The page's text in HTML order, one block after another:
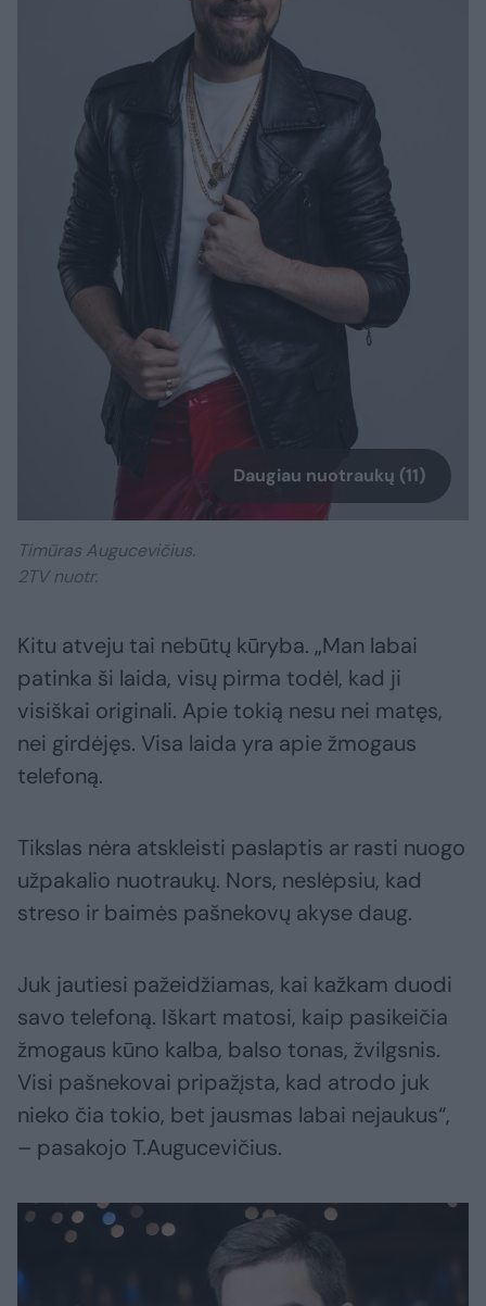
Daugiau nuotraukų (11)
Timūras Augucevičius.
2TV nuotr.
Kitu atveju tai nebūtų kūryba. „Man labai
patinka ši laida, visų pirma todėl, kad ji
visiškai originali. Apie tokią nesu nei matęs,
nei girdėjęs. Visa laida yra apie žmogaus
telefoną.
Tikslas nėra atskleisti paslaptis ar rasti nuogo
užpakalio nuotraukų. Nors, neslėpsiu, kad
streso ir baimės pašnekovų akyse daug.
Juk jautiesi pažeidžiamas, kai kažkam duodi
savo telefoną. Iškart matosi, kaip pasikeičia
žmogaus kūno kalba, balso tonas, žvilgsnis.
Visi pašnekovai pripažįsta, kad atrodo juk
nieko čia tokio, bet jausmas labai nejaukus“,
– pasakojo T.Augucevičius.